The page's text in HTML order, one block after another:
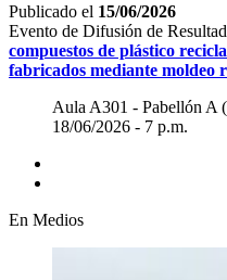
Publicado el 15/06/2026
Evento de Difusión de
compuestos de plástico
fabricados mediante moldeo
Aula A301 - Pabellón A
18/06/2026 - 7 p.m.
En Medios